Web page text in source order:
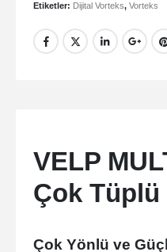
Etiketler: Dijital Vorteks, Vorteks
VELP
Çok Tüplü
Çok Yönlü ve